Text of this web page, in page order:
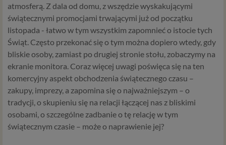
atmosferą. Z dala od domu, z wszędzie wyskakującymi
świątecznymi promocjami trwającymi już od początku
listopada - łatwo w tym wszystkim zapomnieć o istocie tych
Świąt. Często przekonać się o tym można dopiero wtedy, gdy
bliskie osoby, zamiast po drugiej stronie stołu, zobaczymy na
ekranie monitora. Coraz więcej uwagi poświęca się na ten
komercyjny aspekt obchodzenia świątecznego czasu –
zakupy, imprezy, a zapomina się o najważniejszym – o
tradycji, o skupieniu się na relacji łączącej nas z bliskimi
osobami, o szczególne zadbanie o tę relację w tym
świątecznym czasie – może o naprawienie jej?
Czym są dane osobowe
Dane osobowe to, zgodnie z RODO, informacje o
zidentyfikowanej lub możliwej do zidentyfikowania
osobie fizycznej. W przypadku korzystania z naszego
serwisu takimi danymi są np. adres e-mail, adres IP lub
Twoje dane w serwisie konsultacyjnym czy w innej
usłudze oferowanej przez Psychoradę. Dane osobowe
mogą być zapisywane w plikach cookies lub podobnych
technologiach (np. local storage) instalowanych przez nas
lub naszych Zaufanych Partnerów na naszych stronach i
urządzeniach, których używasz podczas korzystania z
naszych usług.